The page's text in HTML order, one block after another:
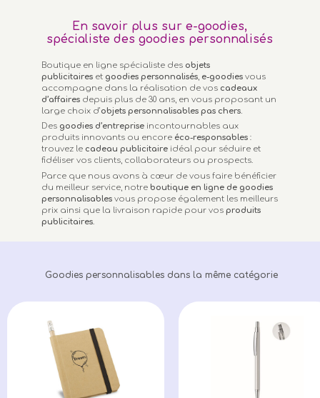
En savoir plus sur e-goodies,
spécialiste des goodies personnalisés
Boutique en ligne spécialiste des objets
publicitaires et goodies personnalisés, e-goodies vous
accompagne dans la réalisation de vos cadeaux
d’affaires depuis plus de 30 ans, en vous proposant un
large choix d’objets personnalisables pas chers.
Des goodies d’entreprise incontournables aux
produits innovants ou encore éco-responsables :
trouvez le cadeau publicitaire idéal pour séduire et
fidéliser vos clients, collaborateurs ou prospects.
Parce que nous avons à cœur de vous faire bénéficier
du meilleur service, notreboutique en ligne de goodies
personnalisables vous propose également les meilleurs
prix ainsi que la livraison rapide pour vos produits
publicitaires.
Goodies personnalisables dans la même catégorie